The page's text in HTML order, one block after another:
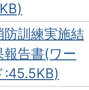
防訓練実施結
報告書(ワー
:45.5KB)